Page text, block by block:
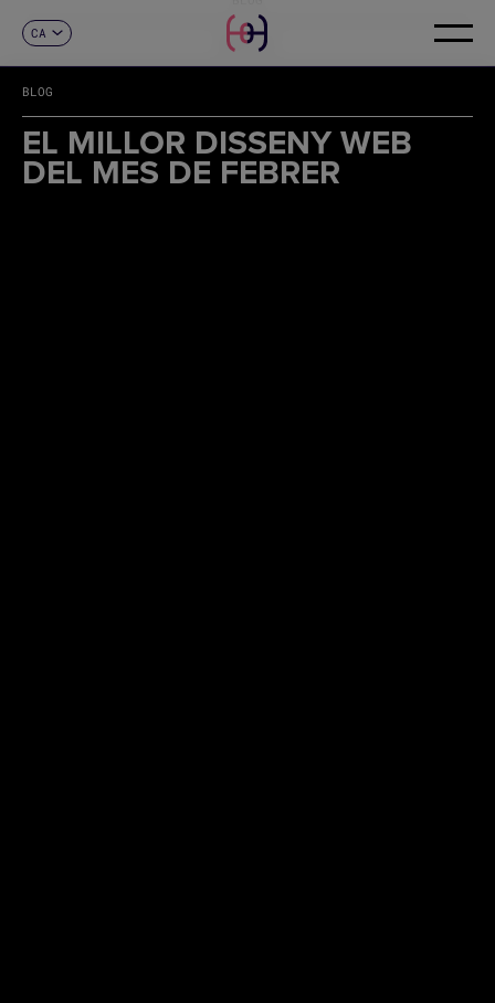
CA
FR
DE
IT
PT
CONTACTE
BLOG
EL MILLOR DISSENY WEB
DEL MES DE FEBRER